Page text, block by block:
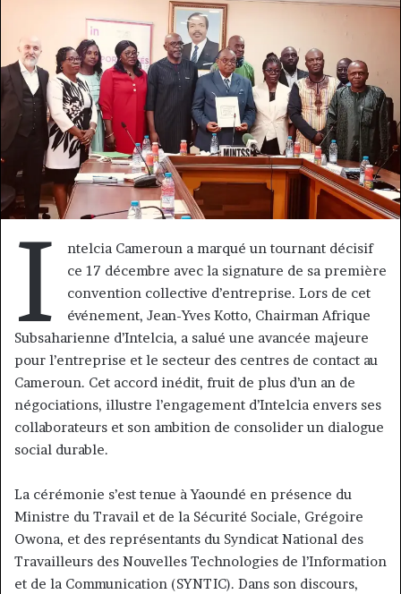
I
ntelcia Cameroun a marqué un tournant décisif
ce 17 décembre avec la signature de sa première
convention collective d’entreprise. Lors de cet
événement, Jean-Yves Kotto, Chairman Afrique
Subsaharienne d’Intelcia, a salué une avancée majeure
pour l’entreprise et le secteur des centres de contact au
Cameroun. Cet accord inédit, fruit de plus d’un an de
négociations, illustre l’engagement d’Intelcia envers ses
collaborateurs et son ambition de consolider un dialogue
social durable.
La cérémonie s’est tenue à Yaoundé en présence du
Ministre du Travail et de la Sécurité Sociale, Grégoire
Owona, et des représentants du Syndicat National des
Travailleurs des Nouvelles Technologies de l’Information
et de la Communication (SYNTIC). Dans son discours,